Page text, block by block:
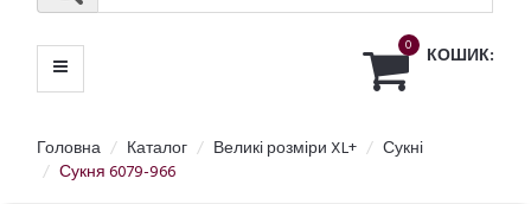
0 КОШИК:
Головна Каталог Великі розміри XL+
Сукні
Сукня 6079-966